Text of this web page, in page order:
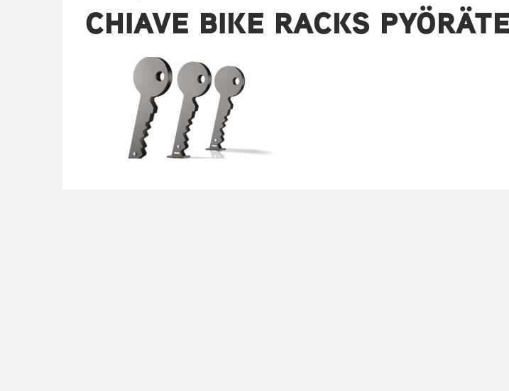
CHIAVE BIKE RACKS